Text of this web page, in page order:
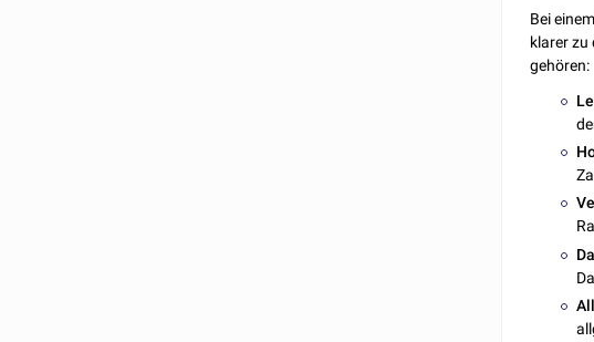
Bei
klarer zu
gehören: